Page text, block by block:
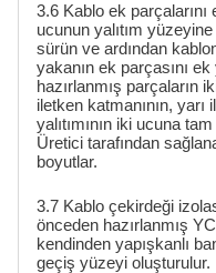
3.6 Kablo ek
ucunun yalıtım
sürün ve ardından
yakanın ek parçasını
hazırlanmış parçaların
iletken katmanının,
yalıtımının iki ucuna
Üretici tarafından
boyutlar.
3.7 Kablo çekirdeği
önceden hazırlanmış
kendinden yapışkanlı
geçiş yüzeyi oluşturulur.